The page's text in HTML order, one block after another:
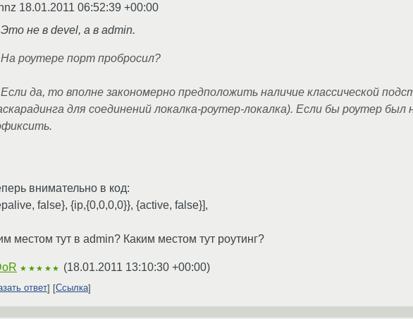
18.01.2011 06:52:39 +00:00
Это не в devel, а в admin.
роутере порт пробросил?
да, то вполне закономерно предположить наличие классической
для соединений локалка-роутер-локалка). Если бы роутер был
внимательно в код:
false}, {ip,{0,0,0,0}}, {active, false}],
местом тут в admin? Каким местом тут роутинг?
★★★★★ (18.01.2011 13:10:30 +00:00)
ответ Ссылка